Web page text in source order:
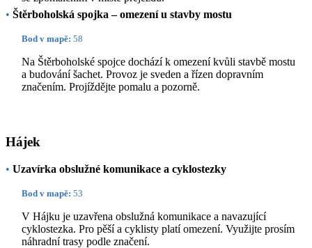
• Štěrboholská spojka – omezení u stavby mostu
Bod v mapě: 58
Na Štěrboholské spojce dochází k omezení kvůli stavbě mostu
a budování šachet. Provoz je sveden a řízen dopravním
značením. Projíždějte pomalu a pozorně.
Hájek
• Uzavírka obslužné komunikace a cyklostezky
Bod v mapě: 53
V Hájku je uzavřena obslužná komunikace a navazující
cyklostezka. Pro pěší a cyklisty platí omezení. Využijte prosím
náhradní trasy podle značení.